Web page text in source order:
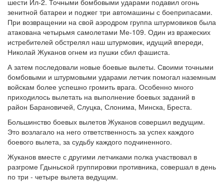
шести Ил-2. Точными бомбовыми ударами подавил огонь
зенитной батареи и поджег три автомашины с боеприпасами.
При возвращении на свой аэродром группа штурмовиков была
атакована четырьмя самолетами Ме-109. Один из вражеских
истребителей обстрелял наш штурмовик, идущий впереди,
Николай Жуканов огнем из пушки сбил фашиста.
А затем последовали новые боевые вылеты. Своими точными
бомбовыми и штурмовыми ударами летчик помогал наземным
войскам более успешно громить врага. Особенно много
приходилось вылетать на выполнение боевых заданий в
район Барановичей, Слуцка, Слонима, Минска, Бреста.
Большинство боевых вылетов Жуканов совершил ведущим.
Это возлагало на него ответственность за успех каждого
боевого вылета, за судьбу каждого подчиненного.
Жуканов вместе с другими летчиками полка участвовал в
разгроме Гдыньской группировки противника, совершал в день
по три - четыре вылета ведущим.